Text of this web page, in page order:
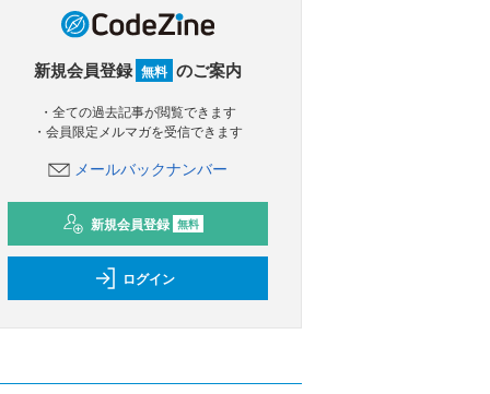
新規会員登録 無料 のご案内
・全ての過去記事が閲覧できます
・会員限定メルマガを受信できます
メールバックナンバー
新規会員登録 無料
ログイン